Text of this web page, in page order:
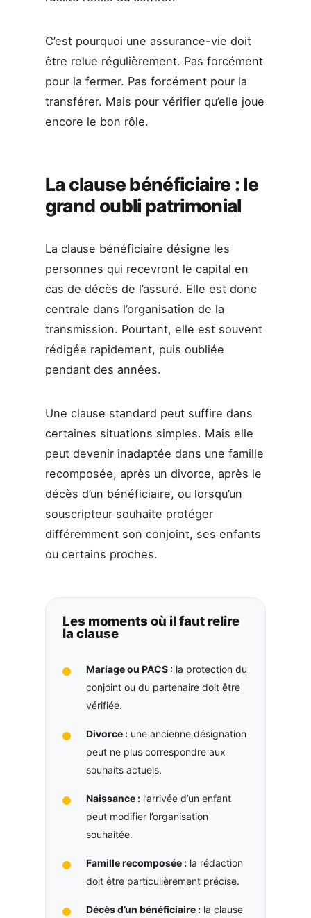
C’est pourquoi une assurance-vie doit
être relue régulièrement. Pas forcément
pour la fermer. Pas forcément pour la
transférer. Mais pour vérifier qu’elle joue
encore le bon rôle.
La clause bénéficiaire : le
grand oubli patrimonial
La clause bénéficiaire désigne les
personnes qui recevront le capital en
cas de décès de l’assuré. Elle est donc
centrale dans l’organisation de la
transmission. Pourtant, elle est souvent
rédigée rapidement, puis oubliée
pendant des années.
Une clause standard peut suffire dans
certaines situations simples. Mais elle
peut devenir inadaptée dans une famille
recomposée, après un divorce, après le
décès d’un bénéficiaire, ou lorsqu’un
souscripteur souhaite protéger
différemment son conjoint, ses enfants
ou certains proches.
Les moments où il faut relire
la clause
Mariage ou PACS :la protection du
conjoint ou du partenaire doit être
vérifiée.
Divorce :une ancienne désignation
peut ne plus correspondre aux
souhaits actuels.
Naissance :l’arrivée d’un enfant
peut modifier l’organisation
souhaitée.
Famille recomposée :la rédaction
doit être particulièrement précise.
Décès d’un bénéficiaire :la clause